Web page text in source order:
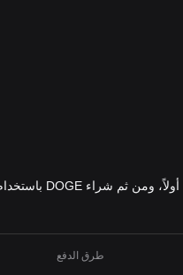
أولاً، ومن ثم شراء DOGE باستخدام USDT عبر
طرق الدفع